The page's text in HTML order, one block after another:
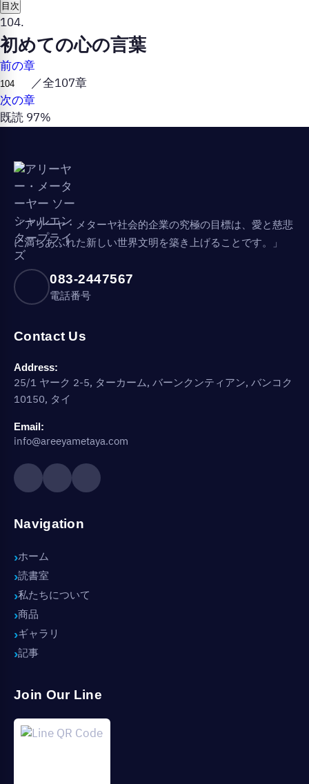
目次
104.
初めての心の言葉
前の章
／全107章
次の章
既読 97%
「アリーヤ・メターヤ社会的企業の究極の目標は、愛と慈悲
に満ちあふれた新しい世界文明を築き上げることです。」
083-2447567
電話番号
Contact Us
Address:
25/1 ヤーク 2-5, ターカーム, バーンクンティアン, バンコク
10150, タイ
Email:
info@areeyametaya.com
Navigation
ホーム
読書室
私たちについて
商品
ギャラリ
記事
Join Our Line